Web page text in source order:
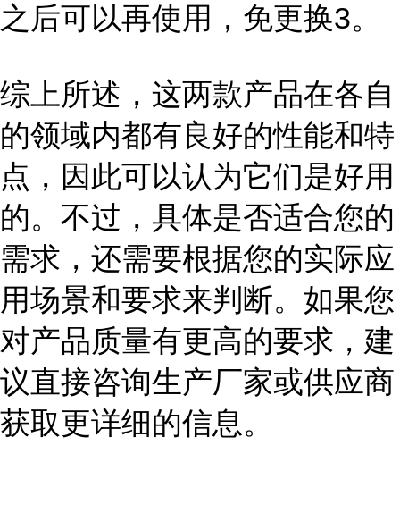
之后可以再使用，免更换3。
综上所述，这两款产品在各自
的领域内都有良好的性能和特
点，因此可以认为它们是好用
的。不过，具体是否适合您的
需求，还需要根据您的实际应
用场景和要求来判断。如果您
对产品质量有更高的要求，建
议直接咨询生产厂家或供应商
获取更详细的信息。